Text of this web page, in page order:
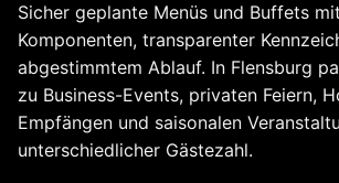
Sicher geplante Menüs und Buffets
Komponenten, transparenter
abgestimmtem Ablauf. In Flensburg
zu Business-Events, privaten Feiern,
Empfängen und saisonalen
unterschiedlicher Gästezahl.